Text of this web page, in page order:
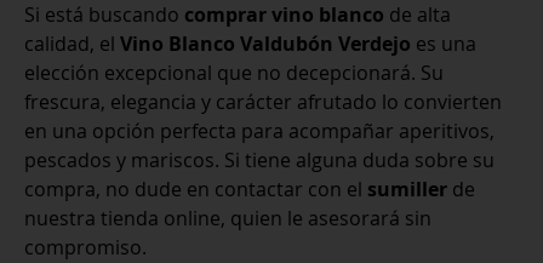
Si está buscando comprar vino blanco de alta
calidad, el Vino Blanco Valdubón Verdejo es una
elección excepcional que no decepcionará. Su
frescura, elegancia y carácter afrutado lo convierten
en una opción perfecta para acompañar aperitivos,
pescados y mariscos. Si tiene alguna duda sobre su
compra, no dude en contactar con el sumiller de
nuestra tienda online, quien le asesorará sin
compromiso.